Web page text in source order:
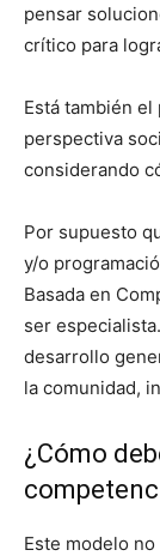
pensar
crítico para
Está también
perspectiva
considerando
Por supuesto
y/o
Basada en
ser
desarrollo
la comunidad,
¿Cómo
Este modelo